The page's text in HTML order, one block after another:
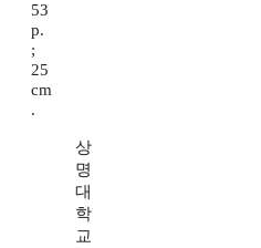
53
p.
;
25
cm
.
상
명
대
학
교